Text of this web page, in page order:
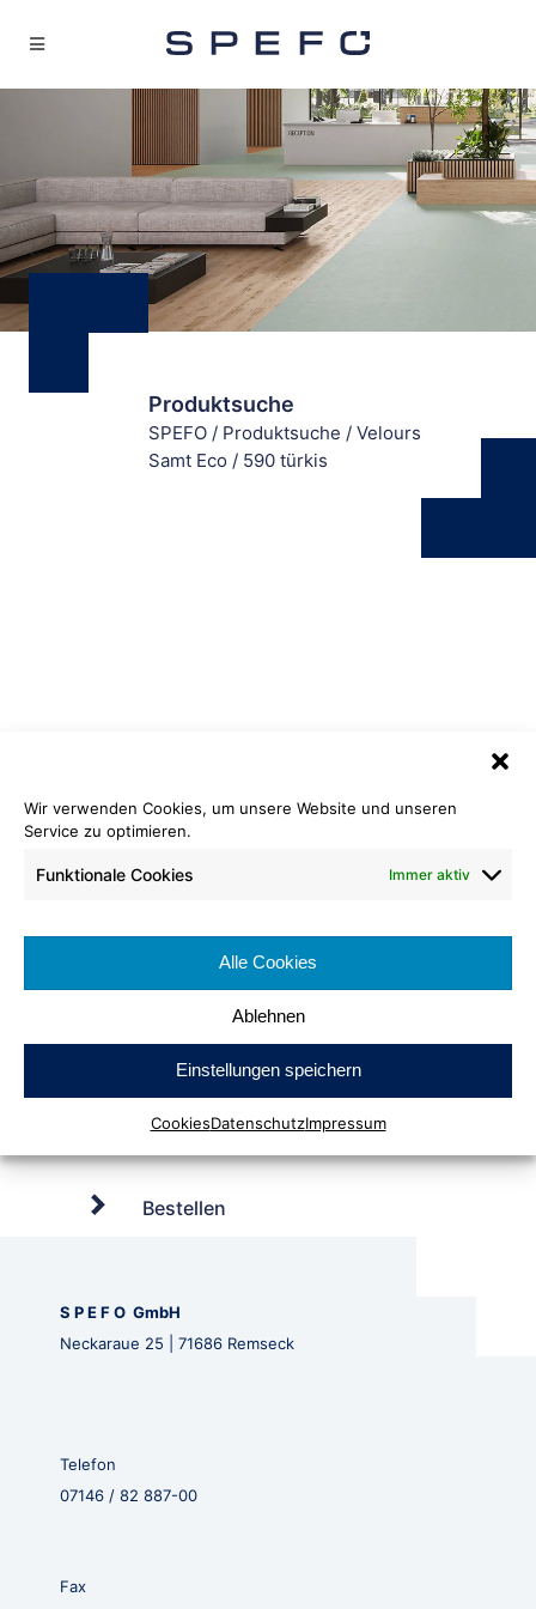
Wir verwenden Cookies, um unsere Website und unseren
Service zu optimieren.
Funktionale Cookies Immer aktiv
Alle Cookies
Ablehnen
Einstellungen speichern
CookiesDatenschutzImpressum
Produktsuche
SPEFO / Produktsuche / Velours
Samt Eco / 590 türkis
590 türkis
Bahnenbreite: ca. 200 cm
Bestellen
Velours Samt Eco
S P E F O GmbH
Neckaraue 25 | 71686 Remseck
Telefon
07146 / 82 887-00
Fax